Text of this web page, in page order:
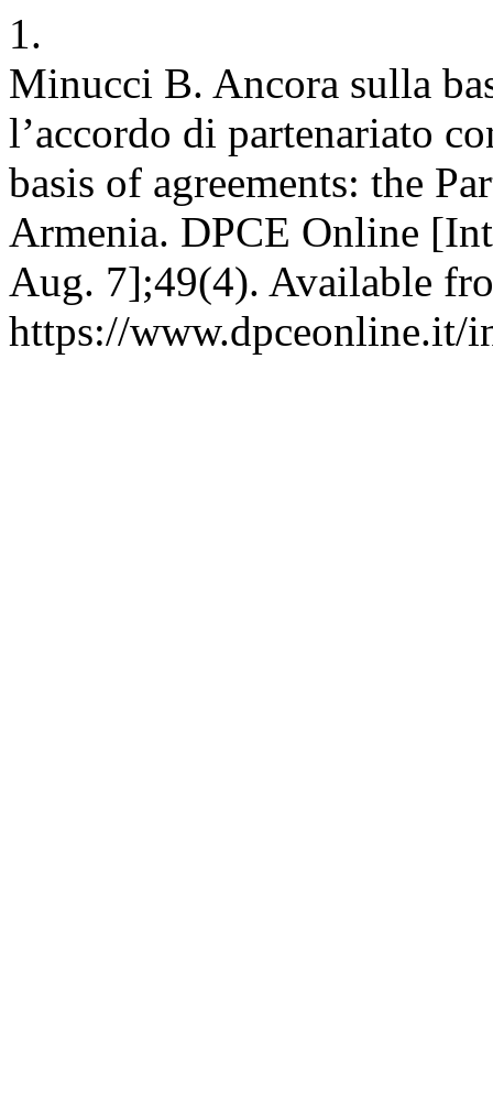
1.
Minucci B. Ancora sulla
l’accordo di partenariato
basis of agreements: the
Armenia. DPCE Online
Aug. 7];49(4). Available
https://www.dpceonline.it/